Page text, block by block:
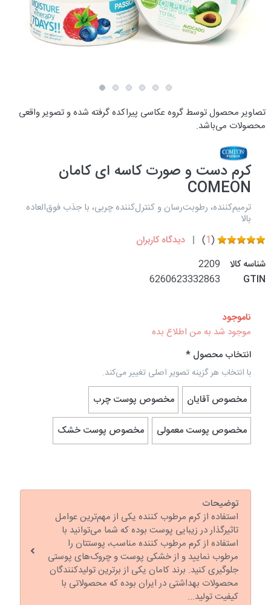
تصاویر محصول توسط گروه عکاسی پیراکده گرفته شده و تصویر واقعی
محصولات می‌باشد.
کرم دست و صورت کاسه ای کامان
COMEON
ترمیم‌کننده، رطوبت‌رسان و کنترل‌کننده چربی، با جذب فوق‌العاده
بالا
(
1
)
دیدگاه کاربران
شناسه کالا
2209
GTIN
6260623332863
ناموجود
موجود شد به من اطلاع بده
انتخاب محصول
با انتخاب هر گزینه تصویر اصلی تغییر می‌کند.
مخصوص آقایان مخصوص پوست چرب
مخصوص پوست معمولی مخصوص پوست خشک
توضیحات
استفاده از کرم مرطوب کننده یکی از مهم‌ترین عوامل
تاثیرگذار در زیبایی پوست بوده که شما می‌توانید با
استفاده از کرم مرطوب کننده مناسب، پوستتان را
مرطوب نمایید و از خشکی پوست و چروک‌های پوستی
جلوگیری کنید. برند کامان یکی از برترین تولیدکنندگان
محصولات بهداشتی در ایران بوده که محصولاتی با
کیفیت تولید...